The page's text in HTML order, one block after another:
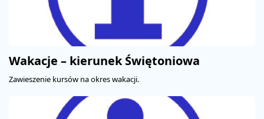
Wakacje – kierunek Świętoniowa
Zawieszenie kursów na okres wakacji.